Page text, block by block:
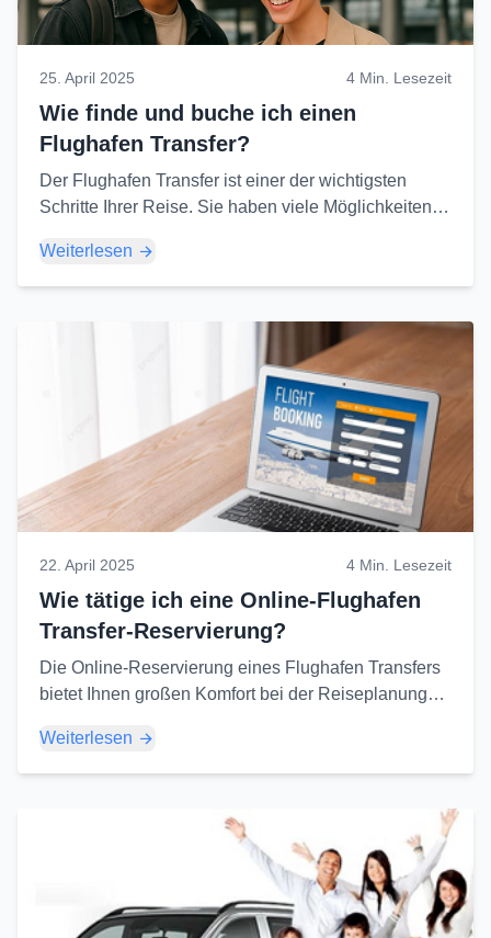
25. April 2025 4 Min. Lesezeit
Wie finde und buche ich einen
Flughafen Transfer?
Der Flughafen Transfer ist einer der wichtigsten
Schritte Ihrer Reise. Sie haben viele Möglichkeiten,
zwischen dem Flughafen und Ihrem Zielort nach der
Landung oder vor dem Abflug zu gewährleisten.
Weiterlesen
22. April 2025 4 Min. Lesezeit
Wie tätige ich eine Online-Flughafen
Transfer-Reservierung?
Die Online-Reservierung eines Flughafen Transfers
bietet Ihnen großen Komfort bei der Reiseplanung
Schritte...
Weiterlesen